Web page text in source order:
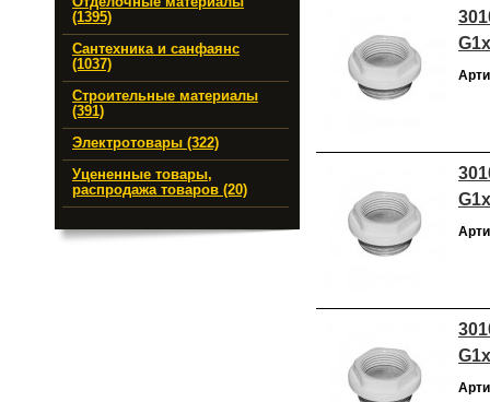
(1395)
Сантехника и санфаянс
(1037)
Строительные материалы
(391)
Электротовары (322)
Уцененные товары,
распродажа товаров (20)